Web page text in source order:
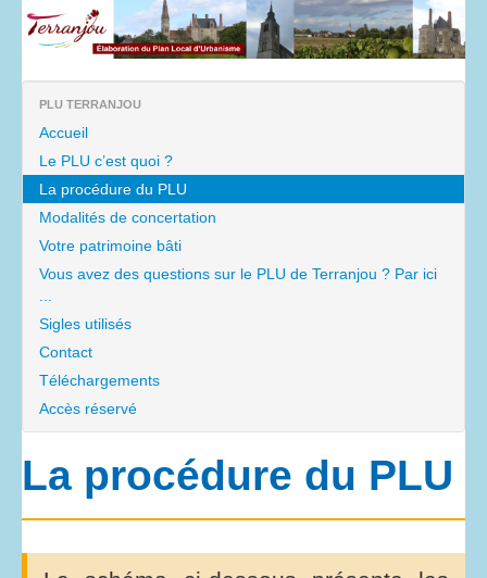
PLU TERRANJOU
Accueil
Le PLU c’est quoi ?
La procédure du PLU
Modalités de concertation
Votre patrimoine bâti
Vous avez des questions sur le PLU de Terranjou ? Par ici
...
Sigles utilisés
Contact
Téléchargements
Accès réservé
La procédure du PLU